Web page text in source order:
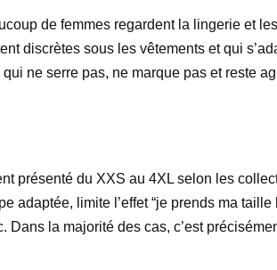
de femmes regardent la lingerie et
discrètes sous les vêtements et qui
ne serre pas, ne marque pas et reste
présenté du XXS au 4XL selon les
limite l’effet “je prends ma
la majorité des cas, c’est